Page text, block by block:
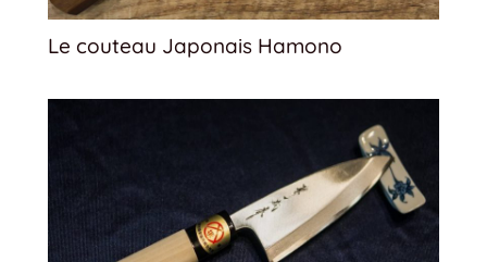
Le couteau Japonais Hamono